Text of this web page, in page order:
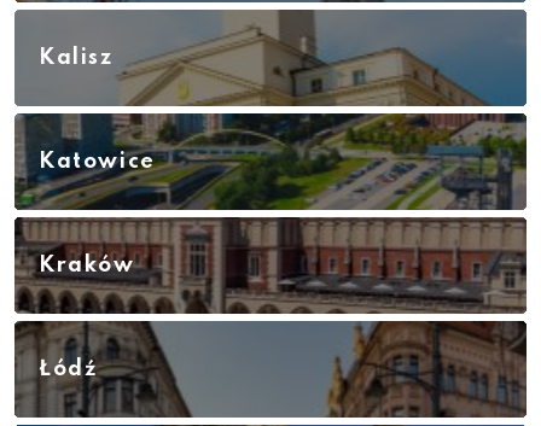
Kalisz
Katowice
Kraków
Łódź